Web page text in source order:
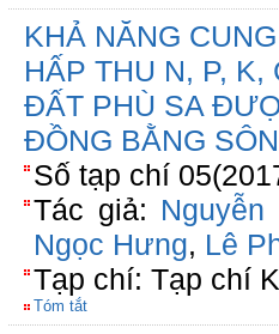
KHẢ NĂNG
HẤP THU N, P,
ĐẤT PHÙ SA
ĐỒNG BẰNG
Số tạp chí
Tác giả:
Ngọc Hưng, Lê
Tạp chí: Tạp chí
Tóm tắt